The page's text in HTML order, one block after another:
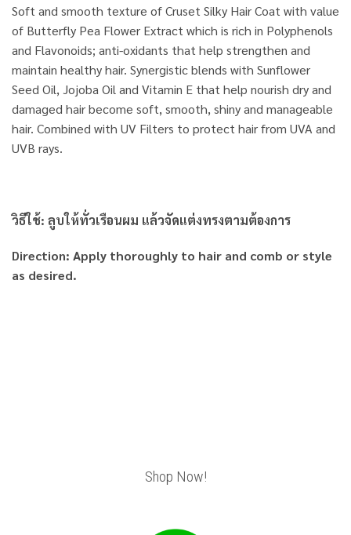
Soft and smooth texture of Cruset Silky Hair Coat with value
of Butterfly Pea Flower Extract which is rich in Polyphenols
and Flavonoids; anti-oxidants that help strengthen and
maintain healthy hair. Synergistic blends with Sunflower
Seed Oil, Jojoba Oil and Vitamin E that help nourish dry and
damaged hair become soft, smooth, shiny and manageable
hair. Combined with UV Filters to protect hair from UVA and
UVB rays.
วิธีใช้: ลูบให้ทั่วเรือนผม แล้วจัดแต่งทรงตามต้องการ
Direction: Apply thoroughly to hair and comb or style
as desired.
Shop Now!